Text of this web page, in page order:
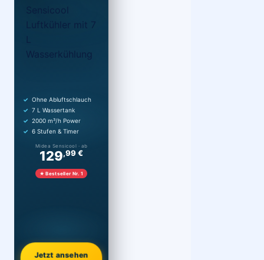
Ohne Abluftschlauch
7 L Wassertank
2000 m³/h Power
6 Stufen & Timer
Midea Sensicool · ab
129,99 €
★ Bestseller Nr. 1
Jetzt ansehen